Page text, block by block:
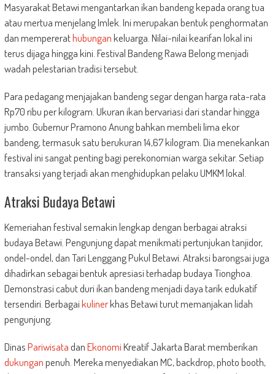
Masyarakat Betawi mengantarkan ikan bandeng kepada orang tua
atau mertua menjelang Imlek. Ini merupakan bentuk penghormatan
dan mempererathubungankeluarga. Nilai-nilai kearifan lokal ini
terus dijaga hingga kini. Festival Bandeng Rawa Belong menjadi
wadah pelestarian tradisi tersebut.
Para pedagang menjajakan bandeng segar dengan harga rata-rata
Rp70 ribu per kilogram. Ukuran ikan bervariasi dari standar hingga
jumbo. Gubernur Pramono Anung bahkan membeli lima ekor
bandeng, termasuk satu berukuran 14,67 kilogram. Dia menekankan
festival ini sangat penting bagi perekonomian warga sekitar. Setiap
transaksi yang terjadi akan menghidupkan pelaku UMKM lokal.
Atraksi Budaya Betawi
Kemeriahan festival semakin lengkap dengan berbagai atraksi
budaya Betawi. Pengunjung dapat menikmati pertunjukan tanjidor,
ondel-ondel, dan Tari Lenggang Pukul Betawi. Atraksi barongsai juga
dihadirkan sebagai bentuk apresiasi terhadap budaya Tionghoa.
Demonstrasi cabut duri ikan bandeng menjadi daya tarik edukatif
tersendiri. Berbagaikulinerkhas Betawi turut memanjakan lidah
pengunjung.
DinasPariwisatadanEkonomiKreatif Jakarta Barat memberikan
dukunganpenuh. Mereka menyediakan MC, backdrop, photo booth,